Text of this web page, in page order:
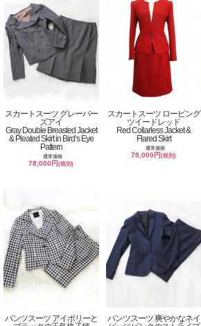
スカートスーツ グレーバー
ズアイ
Gray Double Breasted Jacket
& Pleated Skirt in Bird’s Eye
Pattern
通常価格
78,000円(税別)
スカートスーツ ロービング
ツイードレッド
Red Collarless Jacket &
Flared Skirt
通常価格
78,000円(税別)
パンツスーツ アイボリーと
パンツスーツ 爽やかなネイ